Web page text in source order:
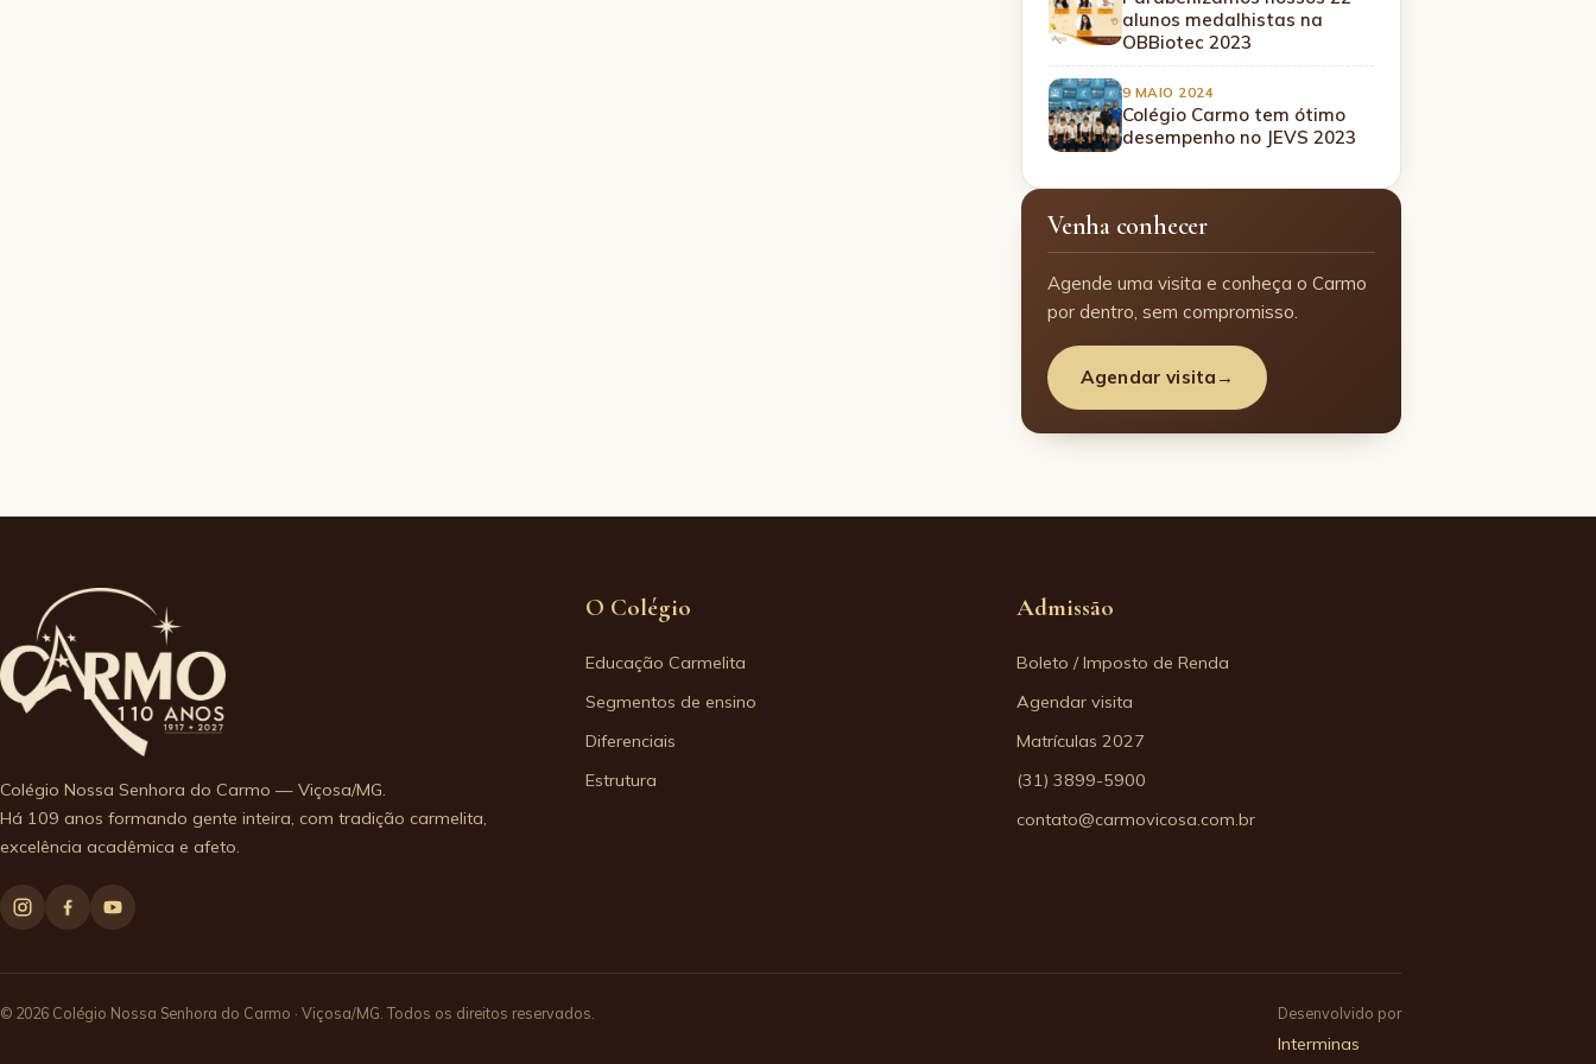
alunos medalhistas na
OBBiotec 2023
9 MAIO 2024
Colégio Carmo tem ótimo
desempenho no JEVS 2023
Venha conhecer
Agende uma visita e conheça o Carmo
por dentro, sem compromisso.
Agendar visita →
Colégio Nossa Senhora do Carmo — Viçosa/MG.
Há 109 anos formando gente inteira, com tradição carmelita,
excelência acadêmica e afeto.
O Colégio
Educação Carmelita
Segmentos de ensino
Diferenciais
Estrutura
Admissão
Boleto / Imposto de Renda
Agendar visita
Matrículas 2027
(31) 3899-5900
contato@carmovicosa.com.br
© 2026 Colégio Nossa Senhora do Carmo · Viçosa/MG. Todos os direitos reservados. Desenvolvido por
Interminas